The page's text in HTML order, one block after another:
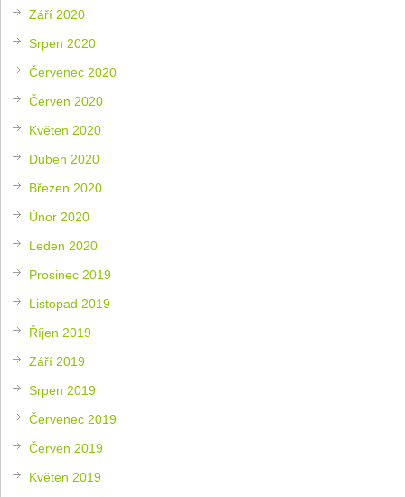
Září 2020
Srpen 2020
Červenec 2020
Červen 2020
Květen 2020
Duben 2020
Březen 2020
Únor 2020
Leden 2020
Prosinec 2019
Listopad 2019
Říjen 2019
Září 2019
Srpen 2019
Červenec 2019
Červen 2019
Květen 2019